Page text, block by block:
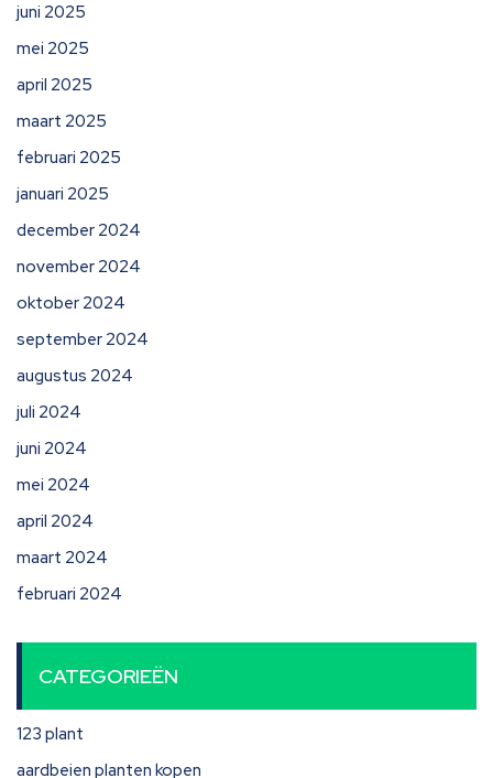
juni 2025
mei 2025
april 2025
maart 2025
februari 2025
januari 2025
december 2024
november 2024
oktober 2024
september 2024
augustus 2024
juli 2024
juni 2024
mei 2024
april 2024
maart 2024
februari 2024
CATEGORIEËN
123 plant
aardbeien planten kopen